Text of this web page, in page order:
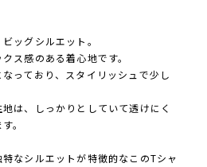
ッグシルエット。
ス感のある着心地です。
っており、スタイリッシュで少し
は、しっかりとしていて透けにく
。
なシルエットが特徴的なこのTシャ